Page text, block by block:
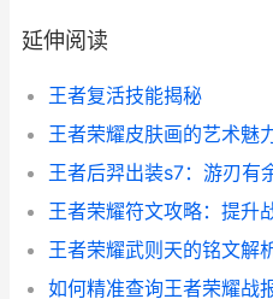
延伸阅读
王者复活技能揭秘
王者荣耀皮肤画的艺术魅
王者后羿出装s7：游刃有
王者荣耀符文攻略：提升
王者荣耀武则天的铭文解
如何精准查询王者荣耀战